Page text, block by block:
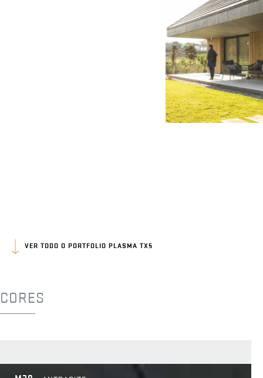
VER TODO O PORTFOLIO PLASMA TX5
CORES